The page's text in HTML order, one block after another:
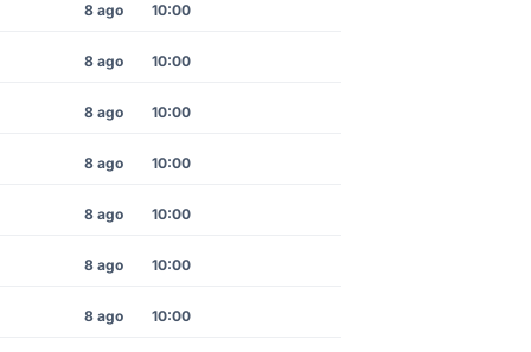
8 ago 10:00
8 ago 10:00
8 ago 10:00
8 ago 10:00
8 ago 10:00
8 ago 10:00
8 ago 10:00